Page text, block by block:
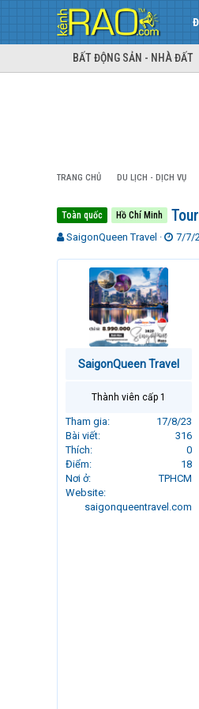
BẤT ĐỘNG SẢN - NHÀ ĐẤT
TRANG CHỦ DU LỊCH - DỊCH VỤ
Toàn quốc Hồ Chí Minh
T
SaigonQueen Travel
N
7/7/
SaigonQueen Travel
Thành viên cấp 1
Tham gia
17/8/23
Bài viết
316
Thích
0
Điểm
18
Nơi ở
TPHCM
Website
saigonqueentravel.com